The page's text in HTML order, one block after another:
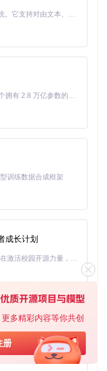
多精彩内容等你共创
册
MiniMax H3 是一个通用的全模态生成系统。它支持对由文本、图像、视频和音频组成的多模态上下文进行统一理解，并能生成分辨率高达 2K、时长可达 15 秒的带原生立体声音频的视频。得益于面向任务泛化的系统设计，H3 在预训练阶段就已具备广泛的多模态上下文理解与生成能力，能够出色地执行复杂的多模态指令。
Kimi K3 是Kimi能力最强的模型：这是一个拥有 2.8 万亿参数的混合专家（MoE）模型，具备原生视觉理解能力，并支持 100 万 token 的上下文窗口。
训练数据合成框架
成长计划
「源启盛夏」暑期校园开发者成长计划旨在激活校园开源力量，通过积分激励、认证扶持、资源倾斜等形式，引导高校组织和开发者完成「入驻 — 建项目 — 做贡献 — 获认证 — 得资源」的完整闭环。无论你是想带领社团入驻平台的组织者，还是希望用代码贡献证明自己的开发者，都能在这里找到属于你的成长路径。
基于Python的Xiaozhi AI，适用于想要完整Xiaozhi体验而无需拥有专用硬件的用户。